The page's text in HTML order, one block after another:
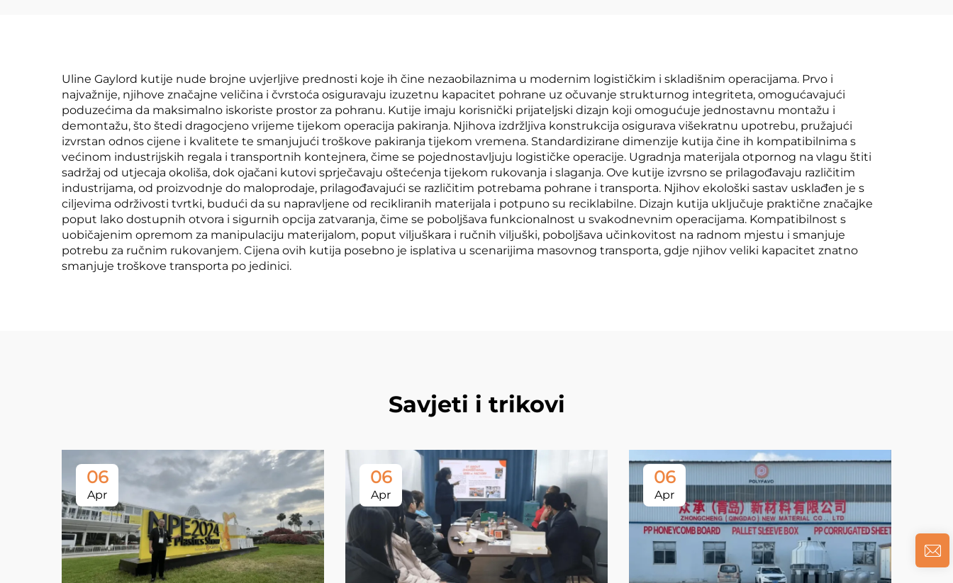
Uline Gaylord kutije nude brojne uvjerljive prednosti koje ih čine nezaobilaznima u modernim logističkim i skladišnim operacijama. Prvo i
najvažnije, njihove značajne veličina i čvrstoća osiguravaju izuzetnu kapacitet pohrane uz očuvanje strukturnog integriteta, omogućavajući
poduzećima da maksimalno iskoriste prostor za pohranu. Kutije imaju korisnički prijateljski dizajn koji omogućuje jednostavnu montažu i
demontažu, što štedi dragocjeno vrijeme tijekom operacija pakiranja. Njihova izdržljiva konstrukcija osigurava višekratnu upotrebu, pružajući
izvrstan odnos cijene i kvalitete te smanjujući troškove pakiranja tijekom vremena. Standardizirane dimenzije kutija čine ih kompatibilnima s
većinom industrijskih regala i transportnih kontejnera, čime se pojednostavljuju logističke operacije. Ugradnja materijala otpornog na vlagu štiti
sadržaj od utjecaja okoliša, dok ojačani kutovi sprječavaju oštećenja tijekom rukovanja i slaganja. Ove kutije izvrsno se prilagođavaju različitim
industrijama, od proizvodnje do maloprodaje, prilagođavajući se različitim potrebama pohrane i transporta. Njihov ekološki sastav usklađen je s
ciljevima održivosti tvrtki, budući da su napravljene od recikliranih materijala i potpuno su reciklabilne. Dizajn kutija uključuje praktične značajke
poput lako dostupnih otvora i sigurnih opcija zatvaranja, čime se poboljšava funkcionalnost u svakodnevnim operacijama. Kompatibilnost s
uobičajenim opremom za manipulaciju materijalom, poput viljuškara i ručnih viljuški, poboljšava učinkovitost na radnom mjestu i smanjuje
potrebu za ručnim rukovanjem. Cijena ovih kutija posebno je isplativa u scenarijima masovnog transporta, gdje njihov veliki kapacitet znatno
smanjuje troškove transporta po jedinici.
Savjeti i trikovi
06
Apr
06
Apr
06
Apr